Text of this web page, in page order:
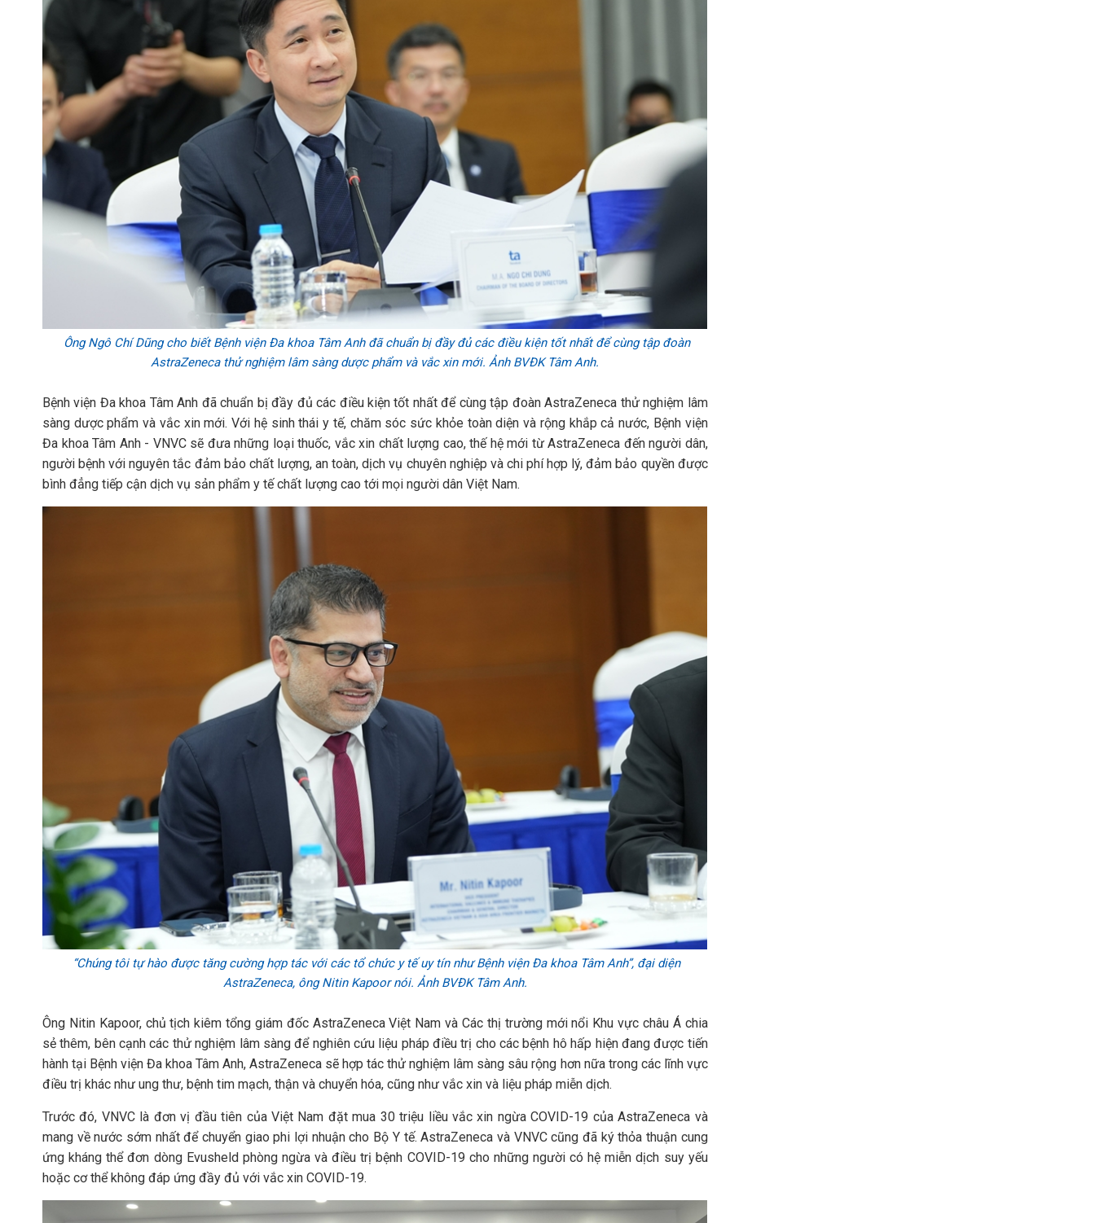
Ông Ngô Chí Dũng cho biết Bệnh viện Đa khoa Tâm Anh đã chuẩn bị đầy đủ các điều kiện tốt nhất để cùng tập đoàn
AstraZeneca thử nghiệm lâm sàng dược phẩm và vắc xin mới. Ảnh BVĐK Tâm Anh.
Bệnh viện Đa khoa Tâm Anh đã chuẩn bị đầy đủ các điều kiện tốt nhất để cùng tập đoàn AstraZeneca thử nghiệm lâm
sàng dược phẩm và vắc xin mới. Với hệ sinh thái y tế, chăm sóc sức khỏe toàn diện và rộng khắp cả nước, Bệnh viện
Đa khoa Tâm Anh - VNVC sẽ đưa những loại thuốc, vắc xin chất lượng cao, thế hệ mới từ AstraZeneca đến người dân,
người bệnh với nguyên tắc đảm bảo chất lượng, an toàn, dịch vụ chuyên nghiệp và chi phí hợp lý, đảm bảo quyền được
bình đẳng tiếp cận dịch vụ sản phẩm y tế chất lượng cao tới mọi người dân Việt Nam.
“Chúng tôi tự hào được tăng cường hợp tác với các tổ chức y tế uy tín như Bệnh viện Đa khoa Tâm Anh”, đại diện
AstraZeneca, ông Nitin Kapoor nói. Ảnh BVĐK Tâm Anh.
Ông Nitin Kapoor, chủ tịch kiêm tổng giám đốc AstraZeneca Việt Nam và Các thị trường mới nổi Khu vực châu Á chia
sẻ thêm, bên cạnh các thử nghiệm lâm sàng để nghiên cứu liệu pháp điều trị cho các bệnh hô hấp hiện đang được tiến
hành tại Bệnh viện Đa khoa Tâm Anh, AstraZeneca sẽ hợp tác thử nghiệm lâm sàng sâu rộng hơn nữa trong các lĩnh vực
điều trị khác như ung thư, bệnh tim mạch, thận và chuyển hóa, cũng như vắc xin và liệu pháp miễn dịch.
Trước đó, VNVC là đơn vị đầu tiên của Việt Nam đặt mua 30 triệu liều vắc xin ngừa COVID-19 của AstraZeneca và
mang về nước sớm nhất để chuyển giao phi lợi nhuận cho Bộ Y tế. AstraZeneca và VNVC cũng đã ký thỏa thuận cung
ứng kháng thể đơn dòng Evusheld phòng ngừa và điều trị bệnh COVID-19 cho những người có hệ miễn dịch suy yếu
hoặc cơ thể không đáp ứng đầy đủ với vắc xin COVID-19.